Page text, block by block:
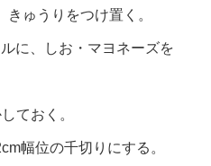
ゅうりをつけ置く。
に、しお・マヨネーズを
ておく。
幅位の千切りにする。